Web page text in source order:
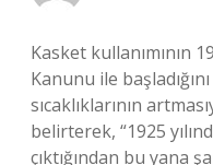
Kasket kullanımının
Kanunu ile
sıcaklıklarının
belirterek, “1925
çıktığından bu yana